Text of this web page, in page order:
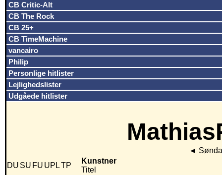
CB Critic-Alt
CB The Rock
CB 25+
CB TimeMachine
vancairo
Philip
Personlige hitlister
Lejlighedslister
Udgåede hitlister
◄
DU SU FU UPLTP
Kunstner
Titel